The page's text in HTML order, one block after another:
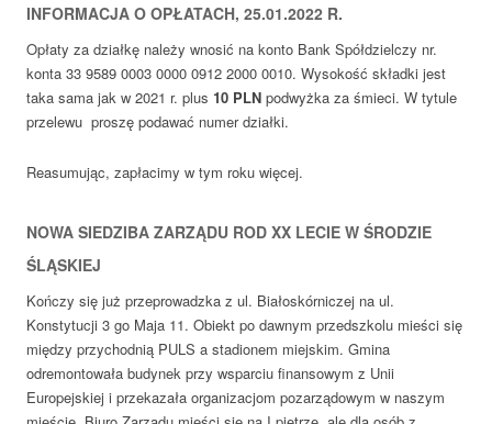
INFORMACJA O OPŁATACH, 25.01.2022 R.
Opłaty za działkę należy wnosić na konto Bank Spółdzielczy nr.
konta 33 9589 0003 0000 0912 2000 0010. Wysokość składki jest
taka sama jak w 2021 r. plus 10 PLN podwyżka za śmieci. W tytule
przelewu proszę podawać numer działki.
Reasumując, zapłacimy w tym roku więcej.
NOWA SIEDZIBA ZARZĄDU ROD XX LECIE W ŚRODZIE
ŚLĄSKIEJ
Kończy się już przeprowadzka z ul. Białoskórniczej na ul.
Konstytucji 3 go Maja 11. Obiekt po dawnym przedszkolu mieści się
między przychodnią PULS a stadionem miejskim. Gmina
odremontowała budynek przy wsparciu finansowym z Unii
Europejskiej i przekazała organizacjom pozarządowym w naszym